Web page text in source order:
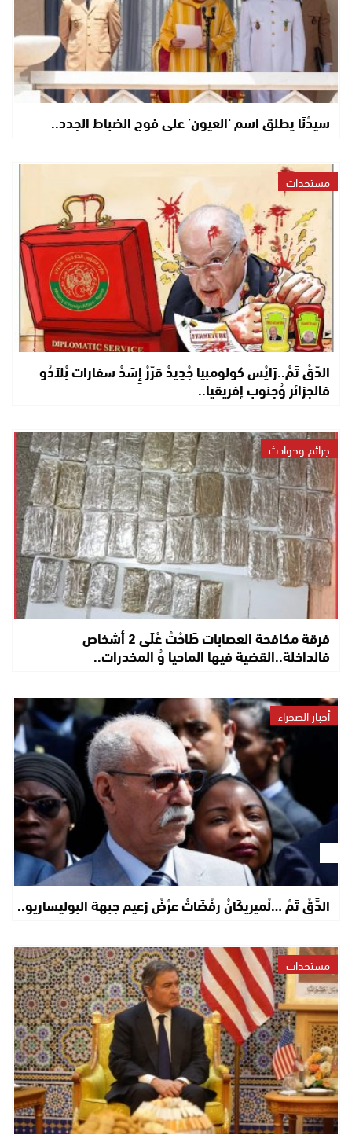
سِيدْنَا يطلق اسم ‘العيون’ على فوج الضباط الجدد..
مستجدات
الدَّقْ تَمْ..رَايْس كولومبيا جْدِيدْ قرَّرْ إِسَدْ سفارات بْلاَدُو
فالجزائر وُجنوب إفريقيا..
جرائم وحوادث
فرقة مكافحة العصابات طَاحْتْ عْلَى 2 أشخاص
فالداخلة..القضية فيها الماحيا وُ المخدرات..
أخبار الصحراء
الدَّقْ تَمْ …لْمِيرِيكَانْ رَفْضَاتْ عرْضْ زعيم جبهة البوليساريو..
مستجدات